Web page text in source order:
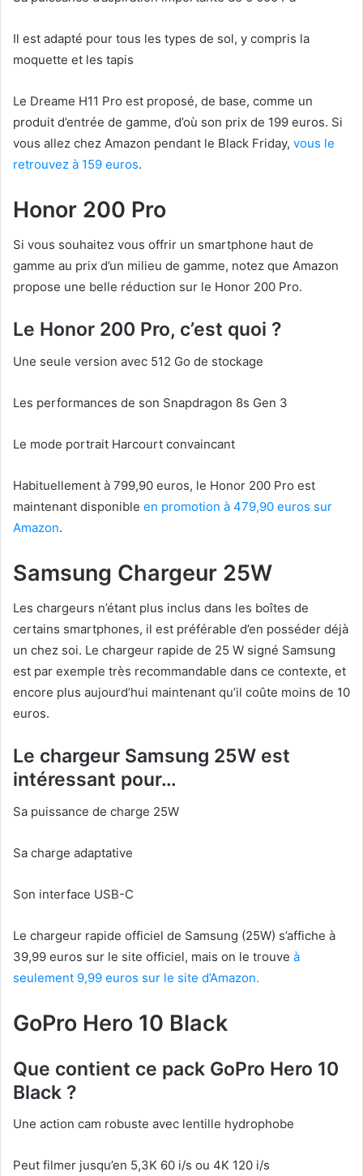
Il est adapté pour tous les types de sol, y compris la
moquette et les tapis
Le Dreame H11 Pro est proposé, de base, comme un
produit d’entrée de gamme, d’où son prix de 199 euros. Si
vous allez chez Amazon pendant le Black Friday, vous le
retrouvez à 159 euros.
Honor 200 Pro
Si vous souhaitez vous offrir un smartphone haut de
gamme au prix d’un milieu de gamme, notez que Amazon
propose une belle réduction sur le Honor 200 Pro.
Le Honor 200 Pro, c’est quoi ?
Une seule version avec 512 Go de stockage
Les performances de son Snapdragon 8s Gen 3
Le mode portrait Harcourt convaincant
Habituellement à 799,90 euros, le Honor 200 Pro est
maintenant disponible en promotion à 479,90 euros sur
Amazon.
Samsung Chargeur 25W
Les chargeurs n’étant plus inclus dans les boîtes de
certains smartphones, il est préférable d’en posséder déjà
un chez soi. Le chargeur rapide de 25 W signé Samsung
est par exemple très recommandable dans ce contexte, et
encore plus aujourd’hui maintenant qu’il coûte moins de 10
euros.
Le chargeur Samsung 25W est
intéressant pour…
Sa puissance de charge 25W
Sa charge adaptative
Son interface USB-C
Le chargeur rapide officiel de Samsung (25W) s’affiche à
39,99 euros sur le site officiel, mais on le trouve à
seulement 9,99 euros sur le site d’Amazon.
GoPro Hero 10 Black
Que contient ce pack GoPro Hero 10
Black ?
Une action cam robuste avec lentille hydrophobe
Peut filmer jusqu’en 5,3K 60 i/s ou 4K 120 i/s